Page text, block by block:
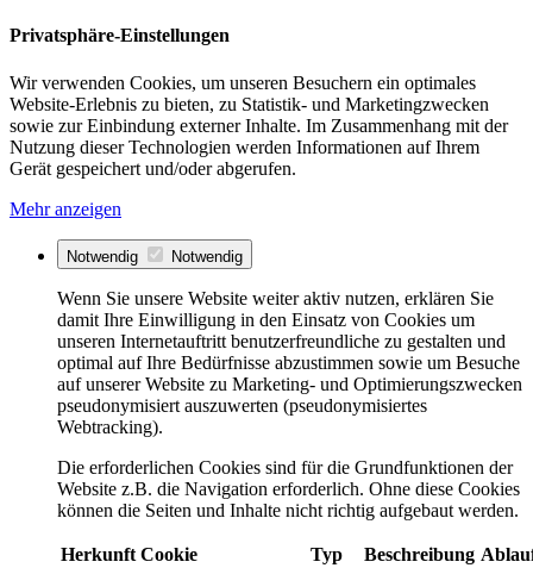
Privatsphäre-Einstellungen
Wir verwenden Cookies, um unseren Besuchern ein optimales
Website-Erlebnis zu bieten, zu Statistik- und Marketingzwecken
sowie zur Einbindung externer Inhalte. Im Zusammenhang mit der
Nutzung dieser Technologien werden Informationen auf Ihrem
Gerät gespeichert und/oder abgerufen.
Mehr anzeigen
Notwendig Notwendig
Wenn Sie unsere Website weiter aktiv nutzen, erklären Sie
damit Ihre Einwilligung in den Einsatz von Cookies um
unseren Internetauftritt benutzerfreundliche zu gestalten und
optimal auf Ihre Bedürfnisse abzustimmen sowie um Besuche
auf unserer Website zu Marketing- und Optimierungszwecken
pseudonymisiert auszuwerten (pseudonymisiertes
Webtracking).
Die erforderlichen Cookies sind für die Grundfunktionen der
Website z.B. die Navigation erforderlich. Ohne diese Cookies
können die Seiten und Inhalte nicht richtig aufgebaut werden.
Herkunft Cookie Typ Beschreibung